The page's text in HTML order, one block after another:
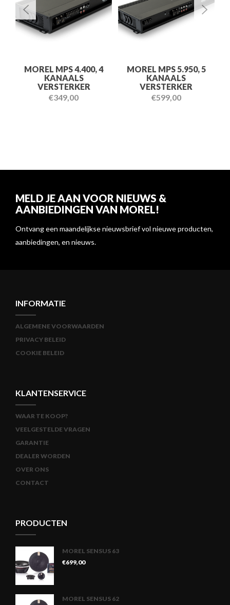
MOREL MPS 4.400, 4
KANAALS
VERSTERKER
€349,00
MOREL MPS 5.950, 5
KANAALS
VERSTERKER
€599,00
MELD JE AAN VOOR NIEUWS &
AANBIEDINGEN VAN MOREL!
Ontvang een maandelijkse nieuwsbrief vol nieuwe producten,
aanbiedingen, en nieuws.
INFORMATIE
ALGEMENE VOORWAARDEN
PRIVACY BELEID
COOKIE BELEID
KLANTENSERVICE
WAAR TE KOOP?
VEELGESTELDE VRAGEN
GARANTIE
DEALER WORDEN
OVER ONS
CONTACT
PRODUCTEN
MOREL SENSUS 63
€699,00
MOREL SENSUS 62